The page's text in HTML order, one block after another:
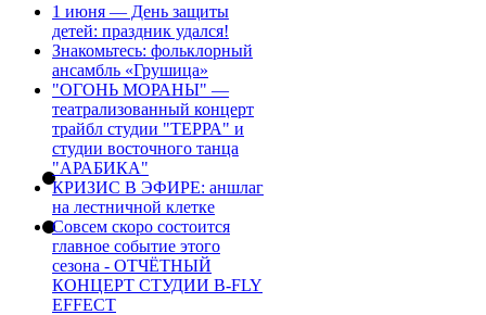
1 июня — День защиты
детей: праздник удался!
Знакомьтесь: фольклорный
ансамбль «Грушица»
"ОГОНЬ МОРАНЫ" —
театрализованный концерт
трайбл студии "ТЕРРА" и
студии восточного танца
"АРАБИКА"
КРИЗИС В ЭФИРЕ: аншлаг
на лестничной клетке
Совсем скоро состоится
главное событие этого
сезона - ОТЧЁТНЫЙ
КОНЦЕРТ СТУДИИ B-FLY
EFFECT